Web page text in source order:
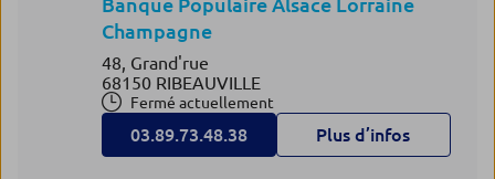
Banque Populaire Alsace Lorraine
Champagne
48, Grand'rue
68150 RIBEAUVILLE
Fermé actuellement
03.89.73.48.38 Plus d’infos